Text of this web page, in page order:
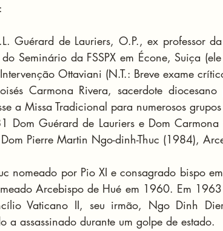
Guérard de Lauriers, O.P., ex professor
Seminário da FSSPX em Écone, Suiça
Ottaviani (N.T.: Breve exame
Carmona Rivera, sacerdote
a Missa Tradicional para numerosos
Dom Guérard de Lauriers e Dom
Pierre Martin Ngo-dinh-Thuc (1984),
nomeado por Pio XI e consagrado bispo
Arcebispo de Hué em 1960. Em 1963
Vaticano II, seu irmão, Ngo Dinh
a assassinado durante um golpe de estado.